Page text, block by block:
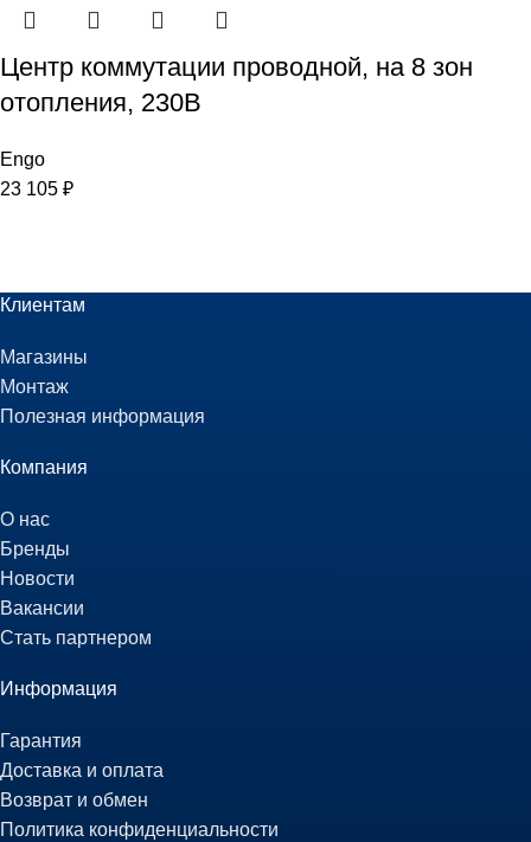
Центр коммутации проводной, на 8 зон
отопления, 230В
Engo
23 105 ₽
Клиентам
Магазины
Монтаж
Полезная информация
Компания
О нас
Бренды
Новости
Вакансии
Стать партнером
Информация
Гарантия
Доставка и оплата
Возврат и обмен
Политика конфиденциальности